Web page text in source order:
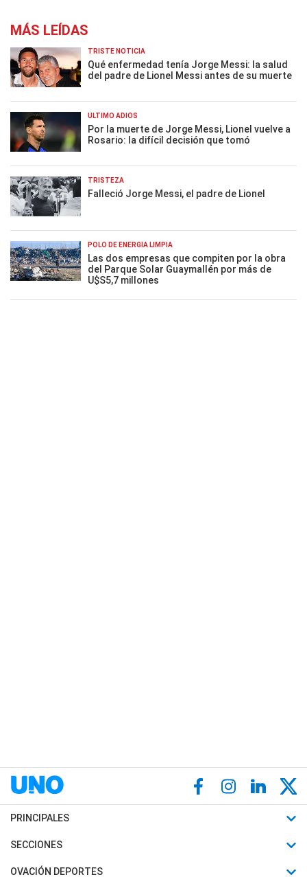
MÁS LEÍDAS
TRISTE NOTICIA
Qué enfermedad tenía Jorge Messi: la salud
del padre de Lionel Messi antes de su muerte
ÚLTIMO ADIÓS
Por la muerte de Jorge Messi, Lionel vuelve a
Rosario: la difícil decisión que tomó
TRISTEZA
Falleció Jorge Messi, el padre de Lionel
POLO DE ENERGÍA LIMPIA
Las dos empresas que compiten por la obra
del Parque Solar Guaymallén por más de
U$S5,7 millones
PRINCIPALES
Últimas Noticias
Política
SECCIONES
Horóscopo
OVACIÓN DEPORTES